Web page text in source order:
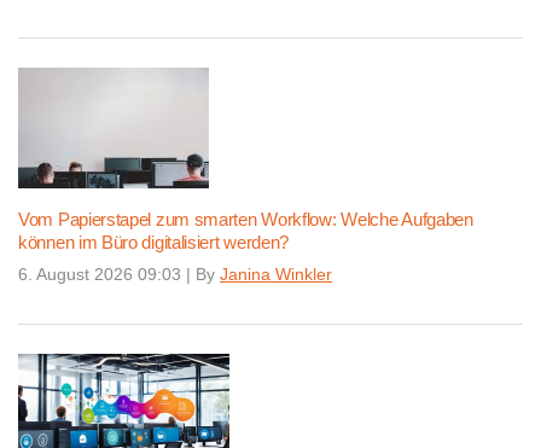
Vom Papierstapel zum smarten Workflow: Welche Aufgaben
können im Büro digitalisiert werden?
6. August 2026 09:03 | By Janina Winkler